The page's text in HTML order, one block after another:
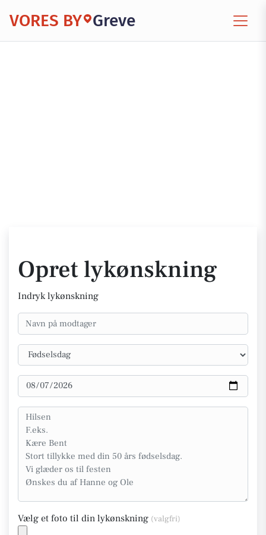
VORES BY Greve
Opret lykønskning
Indryk lykønskning
Vælg et foto til din lykønskning (valgfri)